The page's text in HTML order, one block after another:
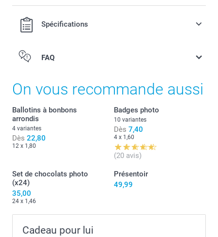
40 grammes de chips original natures Pringles
Les chips se conservent environ un an (à conserver au
Les boîtes ont un couvercle rouge avec le logo Pringles
Spécifications
FAQ
On vous recommande aussi
Ballotins à bonbons
arrondis
4 variantes
Dès 22,80
12 x 1,80
Badges photo
10 variantes
Dès 7,40
4 x 1,60
(20 avis)
Set de chocolats photo
(x24)
35,00
24 x 1,46
Présentoir
49,99
Cadeau pour lui